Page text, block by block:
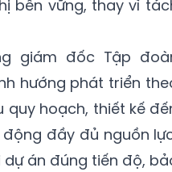
bền vững, thay vì
giám đốc Tập
hướng phát triển
quy hoạch, thiết kế
đầy đủ nguồn
án đúng tiến độ,